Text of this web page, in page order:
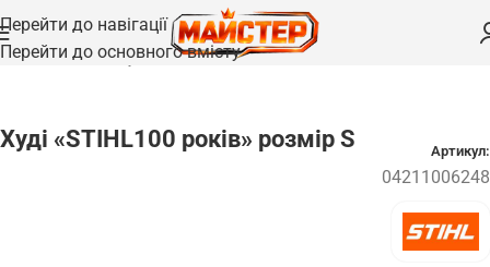
Перейти до навігації
Перейти до основного вмісту
Головна /Одяг та взуття
Худі «STIHL100 років» розмір S Артикул:
04211006248